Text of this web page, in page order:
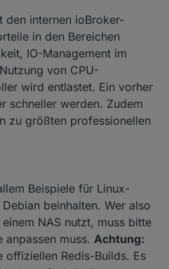
den internen ioBroker-
in den Bereichen
IO-Management im
von CPU-
wird entlastet. Ein vorher
schneller werden. Zudem
zu größten professionellen
Beispiele für Linux-
beinhalten. Wer also
NAS nutzt, muss bitte
anpassen muss. Achtung:
offiziellen Redis-Builds. Es